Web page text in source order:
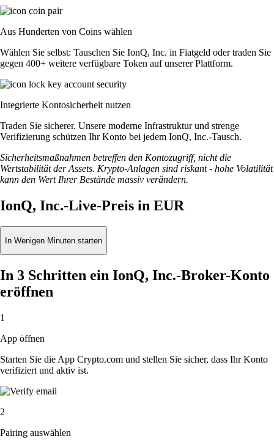
Aus Hunderten von Coins wählen
Wählen Sie selbst: Tauschen Sie IonQ, Inc. in Fiatgeld oder traden Sie
gegen 400+ weitere verfügbare Token auf unserer Plattform.
Integrierte Kontosicherheit nutzen
Traden Sie sicherer. Unsere moderne Infrastruktur und strenge
Verifizierung schützen Ihr Konto bei jedem IonQ, Inc.-Tausch.
Sicherheitsmaßnahmen betreffen den Kontozugriff, nicht die
Wertstabilität der Assets. Krypto-Anlagen sind riskant - hohe Volatilität
kann den Wert Ihrer Bestände massiv verändern.
IonQ, Inc.-Live-Preis in EUR
In Wenigen Minuten starten
In 3 Schritten ein IonQ, Inc.-Broker-Konto
eröffnen
1
App öffnen
Starten Sie die App Crypto.com und stellen Sie sicher, dass Ihr Konto
verifiziert und aktiv ist.
2
Pairing auswählen